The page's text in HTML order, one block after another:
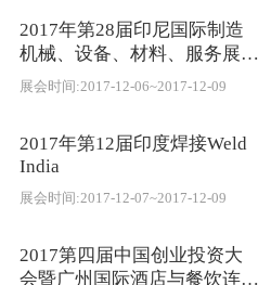
2017年第28届印尼国际制造
机械、设备、材料、服务展览
会
展会时间:2017-12-06~2017-12-09
2017年第12届印度焊接Weld
India
展会时间:2017-12-07~2017-12-09
2017第四届中国创业投资大
会暨广州国际酒店与餐饮连锁